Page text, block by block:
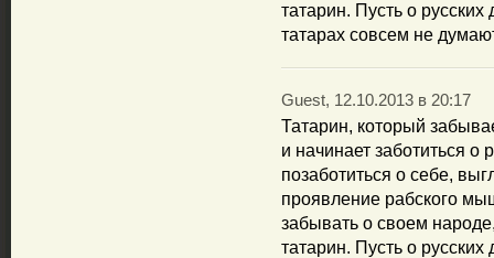
татарин. Пусть о
татарах совсем не
Guest, 12.10.2013 в 20:17
Татарин, который
и начинает заботиться о
позаботиться о себе,
проявление рабского
забывать о своем
татарин. Пусть о